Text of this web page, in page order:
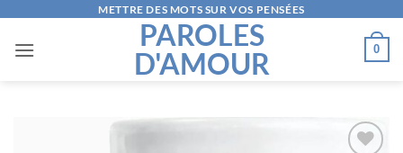
contenu
METTRE DES MOTS SUR VOS PENSÉES
PAROLES
D'AMOUR
0